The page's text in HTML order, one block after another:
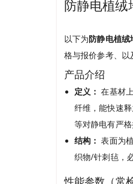
防静电植绒
以下为防静电植绒
格与报价参考、以
产品介绍
定义： 在基材
纤维，能快速
等对静电有严格
结构： 表面为
织物/针刺毡，
性能参数（常